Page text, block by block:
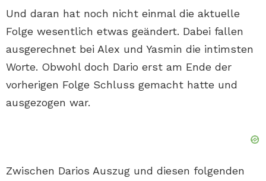
Und daran hat noch nicht einmal die aktuelle
Folge wesentlich etwas geändert. Dabei fallen
ausgerechnet bei Alex und Yasmin die intimsten
Worte. Obwohl doch Dario erst am Ende der
vorherigen Folge Schluss gemacht hatte und
ausgezogen war.
Zwischen Darios Auszug und diesen folgenden